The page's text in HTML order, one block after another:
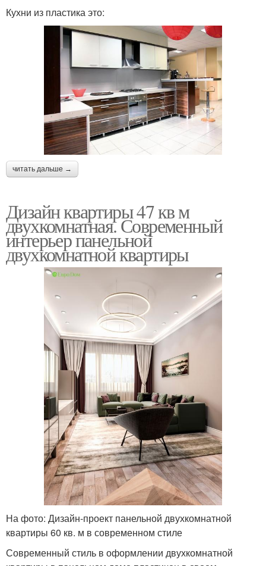
Кухни из пластика это:
читать дальше →
Дизайн квартиры 47 кв м
двухкомнатная. Современный
интерьер панельной
двухкомнатной квартиры
На фото: Дизайн-проект панельной двухкомнатной
квартиры 60 кв. м в современном стиле
Современный стиль в оформлении двухкомнатной